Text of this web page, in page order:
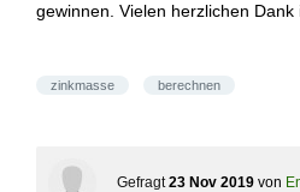
gewinnen. Vielen herzlichen Dank
zinkmasse berechnen
Gefragt 23 Nov 2019 von